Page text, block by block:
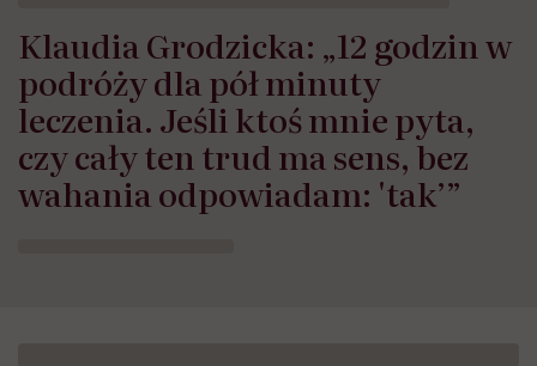
Klaudia Grodzicka: „12 godzin w
podróży dla pół minuty
leczenia. Jeśli ktoś mnie pyta,
czy cały ten trud ma sens, bez
wahania odpowiadam: 'tak’”